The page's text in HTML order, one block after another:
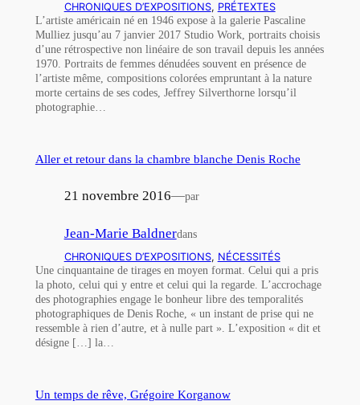
CHRONIQUES D’EXPOSITIONS, PRÉTEXTES
L’artiste américain né en 1946 expose à la galerie Pascaline
Mulliez jusqu’au 7 janvier 2017 Studio Work, portraits choisis
d’une rétrospective non linéaire de son travail depuis les années
1970. Portraits de femmes dénudées souvent en présence de
l’artiste même, compositions colorées empruntant à la nature
morte certains de ses codes, Jeffrey Silverthorne lorsqu’il
photographie…
Aller et retour dans la chambre blanche Denis Roche
21 novembre 2016—par
Jean-Marie Baldnerdans
CHRONIQUES D’EXPOSITIONS, NÉCESSITÉS
Une cinquantaine de tirages en moyen format. Celui qui a pris
la photo, celui qui y entre et celui qui la regarde. L’accrochage
des photographies engage le bonheur libre des temporalités
photographiques de Denis Roche, « un instant de prise qui ne
ressemble à rien d’autre, et à nulle part ». L’exposition « dit et
désigne […] la…
Un temps de rêve, Grégoire Korganow